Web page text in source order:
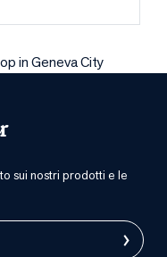
in Geneva City
sui nostri prodotti e le
›